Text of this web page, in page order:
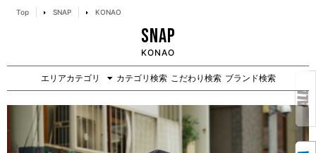
Top SNAP KONAO
SNAP
KONAO
エリアカテゴリ カテゴリ検索 こだわり検索 ブランド検索